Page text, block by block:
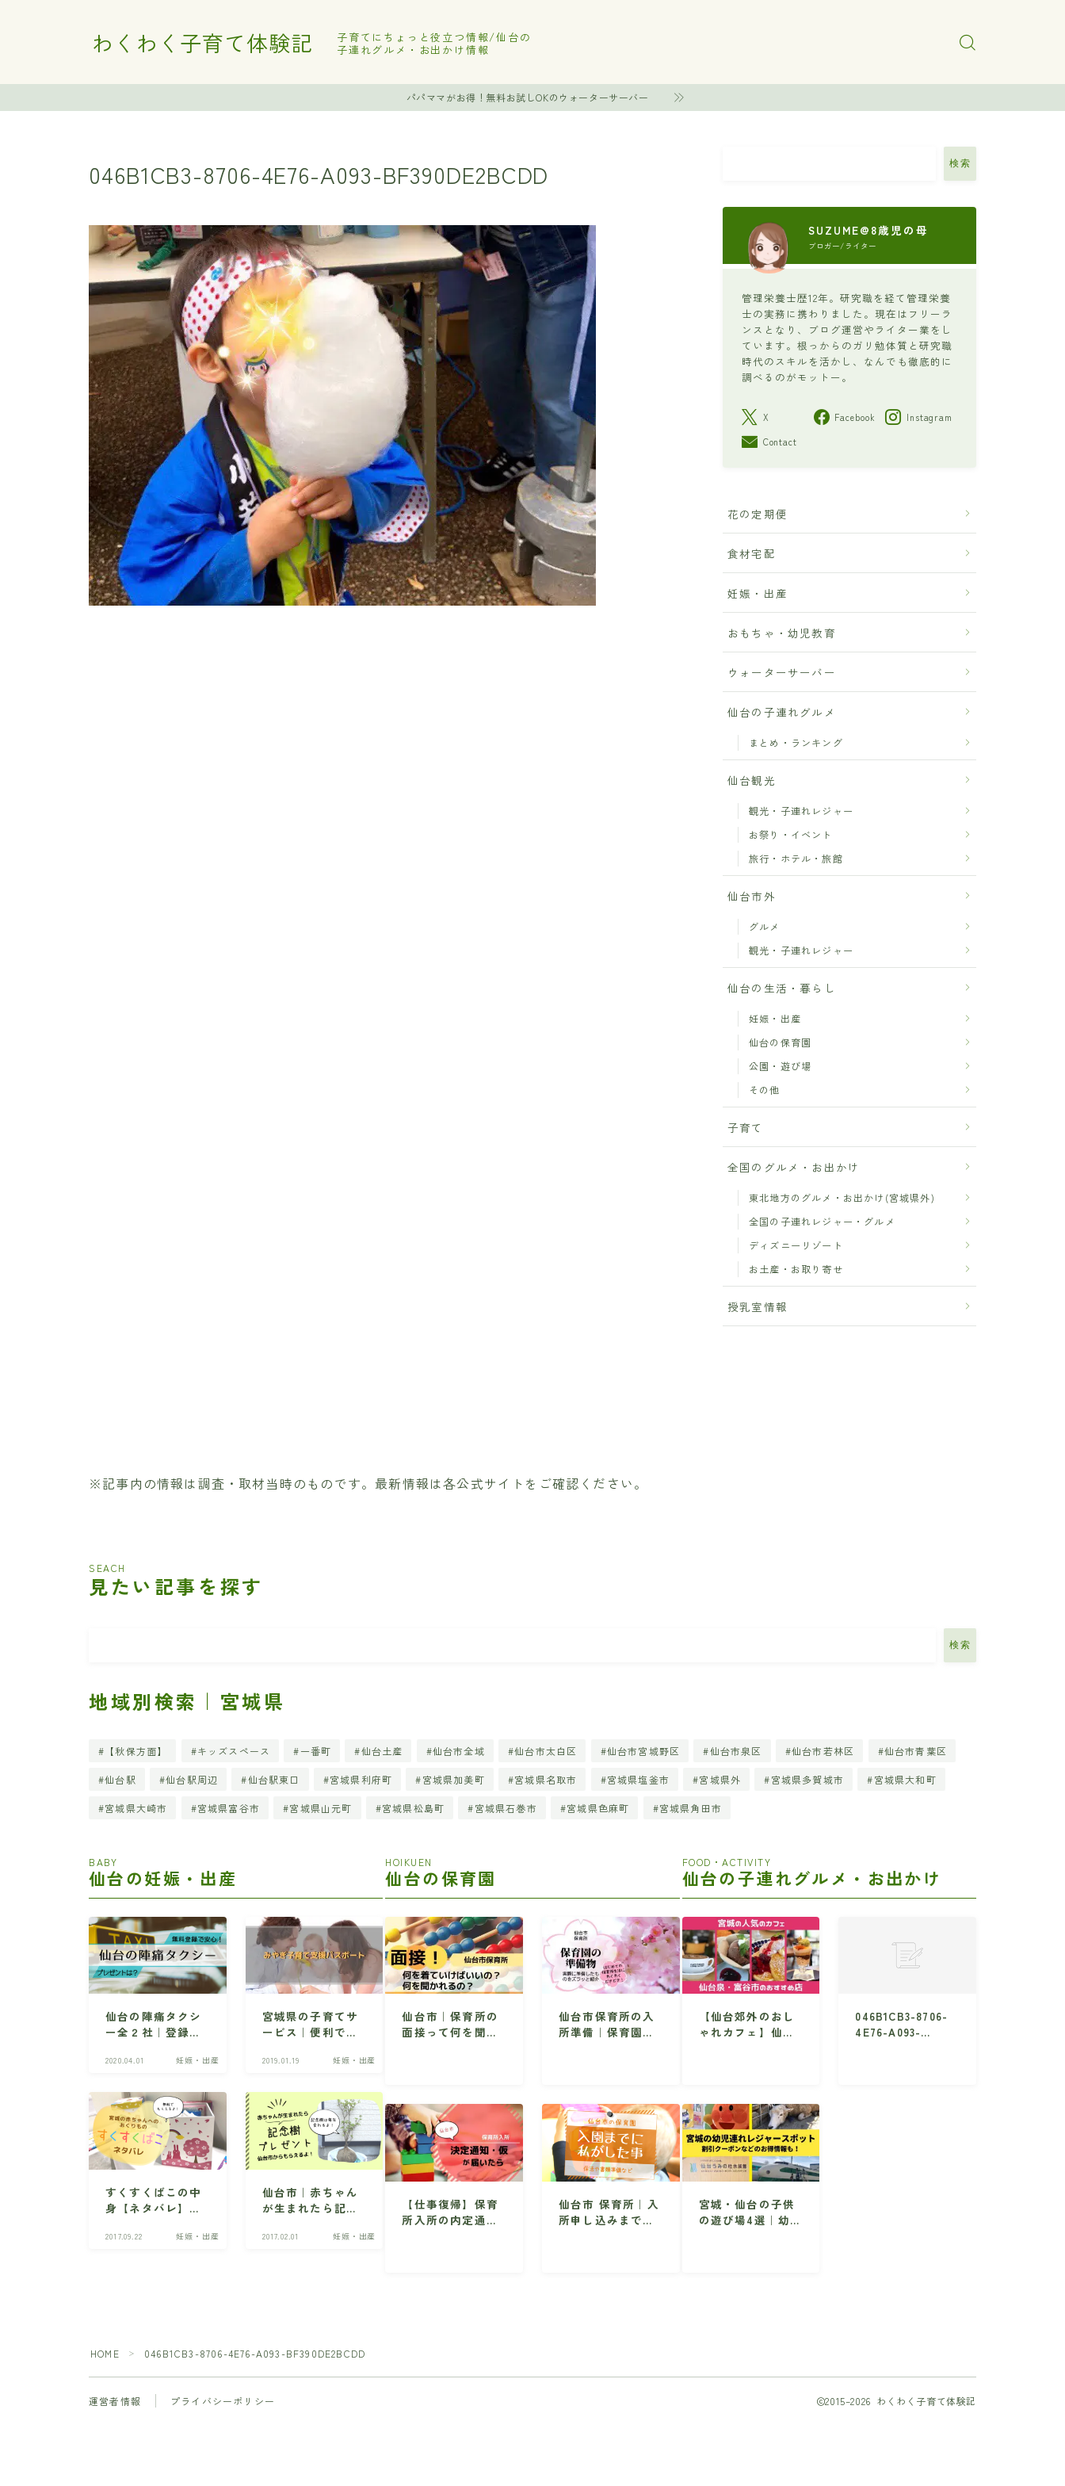
わくわく子育て体験記
子育てにちょっと役立つ情報/仙台の
子連れグルメ・お出かけ情報
パパママがお得！無料お試しOKのウォーターサーバー
046B1CB3-8706-4E76-A093-BF390DE2BCDD 検索
SUZUME@8歳児の母
ブロガー/ライター
管理栄養士歴12年。研究職を経て管理栄養
士の実務に携わりました。現在はフリーラ
ンスとなり、ブログ運営やライター業をし
ています。根っからのガリ勉体質と研究職
時代のスキルを活かし、なんでも徹底的に
調べるのがモットー。
X Facebook
Instagram
Contact
花の定期便
食材宅配
妊娠・出産
おもちゃ・幼児教育
ウォーターサーバー
仙台の子連れグルメ
まとめ・ランキング
仙台観光
観光・子連れレジャー
お祭り・イベント
旅行・ホテル・旅館
仙台市外
グルメ
観光・子連れレジャー
仙台の生活・暮らし
妊娠・出産
仙台の保育園
公園・遊び場
その他
子育て
全国のグルメ・お出かけ
東北地方のグルメ・お出かけ(宮城県外)
全国の子連れレジャー・グルメ
ディズニーリゾート
お土産・お取り寄せ
授乳室情報
※記事内の情報は調査・取材当時のものです。最新情報は各公式サイトをご確認ください。
SEACH
見たい記事を探す
検索
地域別検索｜宮城県
【秋保方面】 キッズスペース 一番町 仙台土産 仙台市全域 仙台市太白区 仙台市宮城野区 仙台市泉区 仙台市若林区 仙台市青葉区
仙台駅 仙台駅周辺 仙台駅東口 宮城県利府町 宮城県加美町 宮城県名取市 宮城県塩釜市 宮城県外 宮城県多賀城市 宮城県大和町
宮城県大崎市 宮城県富谷市 宮城県山元町 宮城県松島町 宮城県石巻市 宮城県色麻町 宮城県角田市
BABY
仙台の妊娠・出産
仙台の陣痛タクシ
ー全２社｜登録方
報など
2020.04.01 妊娠・出産
宮城県の子育てサ
ービス｜便利でお
て支援パスポー
2019.01.19 妊娠・出産
すくすくばこの中
身【ネタバレ】宮
贈り物・勧誘はあ
2017.09.22 妊娠・出産
仙台市｜赤ちゃん
が生まれたら記念
募しよう！
2017.02.01 妊娠・出産
HOIKUEN
仙台の保育園
仙台市｜保育所の
面接って何を聞か
仙台市保育所の入
所準備｜保育園生
【仕事復帰】保育
所入所の内定通知
仙台市 保育所｜入
所申し込みまでの
FOOD・ACTIVITY
仙台の子連れグルメ・お出かけ
【仙台郊外のおし
ゃれカフェ】仙台
046B1CB3-8706-
4E76-A093-
宮城・仙台の子供
の遊び場4選｜幼児
HOME ＞ 046B1CB3-8706-4E76-A093-BF390DE2BCDD
運営者情報 プライバシーポリシー 2015–2026 わくわく子育て体験記